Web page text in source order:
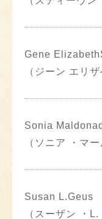
Gene
（ジーン エリ
Sonia
（ソニア ・マ
Susan L.Geus
（スーザン ・L.